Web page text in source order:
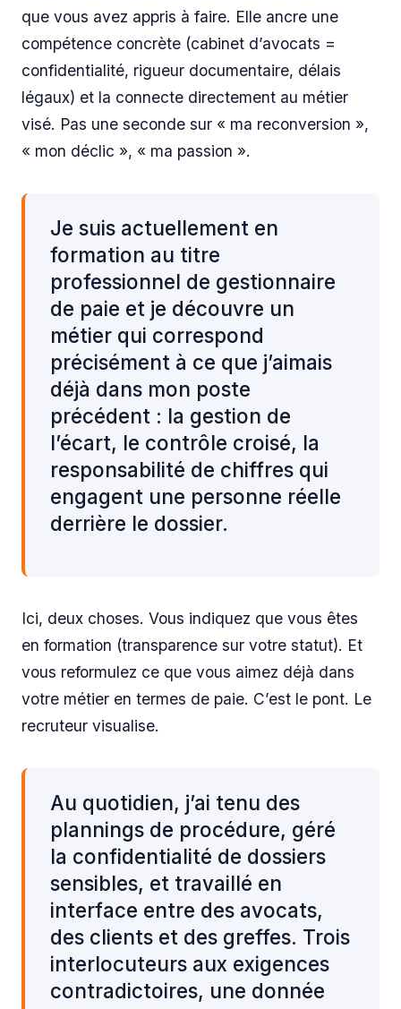
que vous avez appris à faire. Elle ancre une
compétence concrète (cabinet d’avocats =
confidentialité, rigueur documentaire, délais
légaux) et la connecte directement au métier
visé. Pas une seconde sur « ma reconversion »,
« mon déclic », « ma passion ».
Je suis actuellement en
formation au titre
professionnel de gestionnaire
de paie et je découvre un
métier qui correspond
précisément à ce que j’aimais
déjà dans mon poste
précédent : la gestion de
l’écart, le contrôle croisé, la
responsabilité de chiffres qui
engagent une personne réelle
derrière le dossier.
Ici, deux choses. Vous indiquez que vous êtes
en formation (transparence sur votre statut). Et
vous reformulez ce que vous aimez déjà dans
votre métier en termes de paie. C’est le pont. Le
recruteur visualise.
Au quotidien, j’ai tenu des
plannings de procédure, géré
la confidentialité de dossiers
sensibles, et travaillé en
interface entre des avocats,
des clients et des greffes. Trois
interlocuteurs aux exigences
contradictoires, une donnée